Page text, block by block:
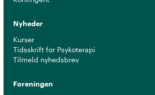
Nyheder
Kurser
Tidsskrift for Psykoterapi
Tilmeld nyhedsbrev
Foreningen